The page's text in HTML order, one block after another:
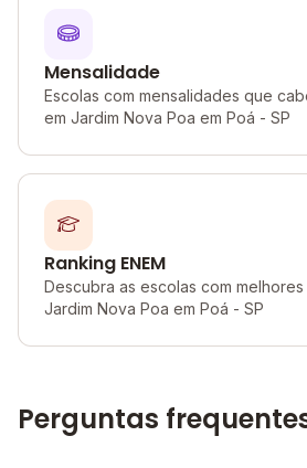
Mensalidade
Escolas com mensalidades que
em Jardim Nova Poa em Poá - SP
Ranking ENEM
Descubra as escolas com melhores
Jardim Nova Poa em Poá - SP
Perguntas